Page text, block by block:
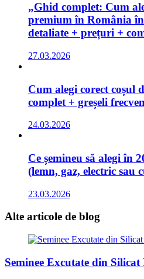
„Ghid complet: Cum
premium în România
detaliate + prețuri +
27.03.2026
Cum alegi corect coșul
complet + greșeli
24.03.2026
Ce șemineu să alegi în
(lemn, gaz, electric sau
23.03.2026
Alte articole de blog
Seminee Excutate din Silicat